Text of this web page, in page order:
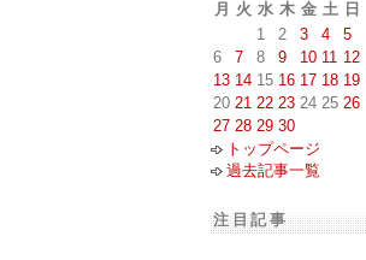
月
火 水 木 金 土 日
1
2 3 4
5
6
7 8 9 10 11 12
13 14 15 16 17 18 19
20 21 22 23 24 25 26
27 28 29 30
トップページ
過去記事一覧
注目記事